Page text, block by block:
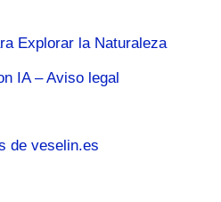
Explorar la Naturaleza
IA – Aviso legal
de veselin.es